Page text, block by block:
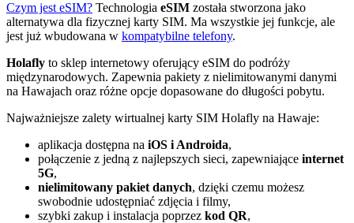
Czym jest eSIM? Technologia eSIM została stworzona jako
alternatywa dla fizycznej karty SIM. Ma wszystkie jej funkcje, ale
jest już wbudowana w kompatybilne telefony.
Holafly to sklep internetowy oferujący eSIM do podróży
międzynarodowych. Zapewnia pakiety z nielimitowanymi danymi
na Hawajach oraz różne opcje dopasowane do długości pobytu.
Najważniejsze zalety wirtualnej karty SIM Holafly na Hawaje:
aplikacja dostępna na iOS i Androida,
połączenie z jedną z najlepszych sieci, zapewniające internet
5G,
nielimitowany pakiet danych, dzięki czemu możesz
swobodnie udostępniać zdjęcia i filmy,
szybki zakup i instalacja poprzez kod QR,